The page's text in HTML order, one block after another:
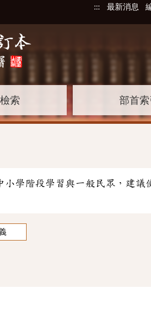
::: 最新消息
索 部首索
小學階段學習與一般民眾，建議